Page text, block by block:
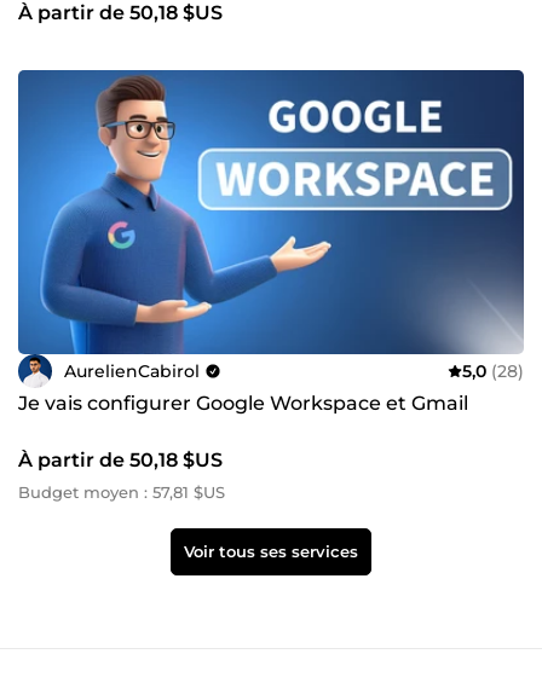
À partir de 50,18 $US
AurelienCabirol 5,0 (28)
Je vais configurer Google Workspace et Gmail
À partir de 50,18 $US
Budget moyen : 57,81 $US
Voir tous ses services